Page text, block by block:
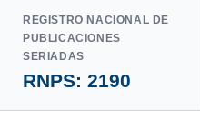
REGISTRO NACIONAL DE
PUBLICACIONES
SERIADAS
RNPS: 2190